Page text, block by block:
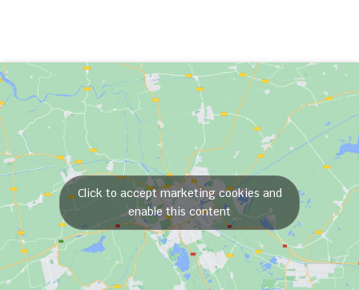
Click to accept marketing cookies and
enable this content